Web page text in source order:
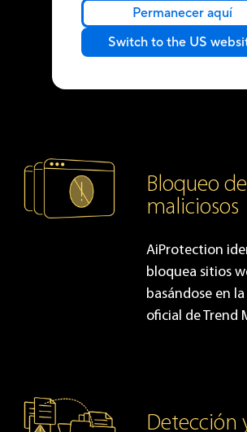
Permanecer aquí
Switch to the US
El Sistema de
Intrusiones
los ataques a
Bloqueo
maliciosos
AiProtection
bloquea sitios
basándose en
oficial de Trend
Detección